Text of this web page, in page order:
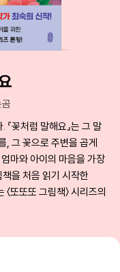
꽃처럼 말해요』는 그 말
, 그 꽃으로 주변을 곱게
마와 아이의 마음을 가장
을 처음 읽기 시작한
또또또 그림책〉 시리즈의